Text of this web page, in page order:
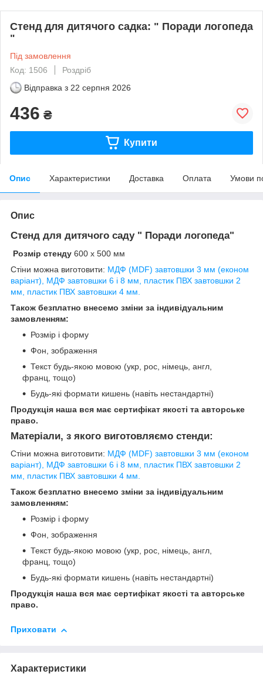
Стенд для дитячого садка: " Поради логопеда
"
Під замовлення
Код: 1506
Роздріб
Відправка з 22 серпня 2026
436 ₴
Купити
Опис Характеристики Доставка Оплата Умови
Опис
Стенд для дитячого саду " Поради логопеда"
Розмір стенду 600 х 500 мм
Стіни можна виготовити: МДФ (MDF) завтовшки 3 мм (економ
варіант), МДФ завтовшки 6 і 8 мм, пластик ПВХ завтовшки 2
мм, пластик ПВХ завтовшки 4 мм.
Також безплатно внесемо зміни за індивідуальним
замовленням:
Розмір і форму
Фон, зображення
Текст будь-якою мовою (укр, рос, німець, англ,
франц, тощо)
Будь-які формати кишень (навіть нестандартні)
Продукція наша вся має сертифікат якості та авторське
право.
Матеріали, з якого виготовляємо стенди:
Стіни можна виготовити: МДФ (MDF) завтовшки 3 мм (економ
варіант), МДФ завтовшки 6 і 8 мм, пластик ПВХ завтовшки 2
мм, пластик ПВХ завтовшки 4 мм.
Також безплатно внесемо зміни за індивідуальним
замовленням:
Розмір і форму
Фон, зображення
Текст будь-якою мовою (укр, рос, німець, англ,
франц, тощо)
Будь-які формати кишень (навіть нестандартні)
Продукція наша вся має сертифікат якості та авторське
право.
Приховати
Характеристики